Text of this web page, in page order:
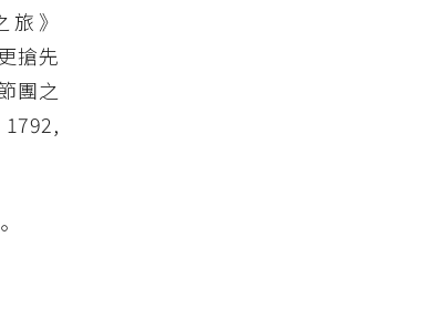
》
搶先
團之